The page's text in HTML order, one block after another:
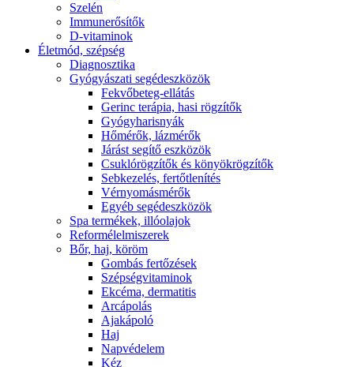
Szelén
Immunerősítők
D-vitaminok
Életmód, szépség
Diagnosztika
Gyógyászati segédeszközök
Fekvőbeteg-ellátás
Gerinc terápia, hasi rögzítők
Gyógyharisnyák
Hőmérők, lázmérők
Járást segítő eszközök
Csuklórögzítők és könyökrögzítők
Sebkezelés, fertőtlenítés
Vérnyomásmérők
Egyéb segédeszközök
Spa termékek, illóolajok
Reformélelmiszerek
Bőr, haj, köröm
Gombás fertőzések
Szépségvitaminok
Ekcéma, dermatitis
Arcápolás
Ajakápoló
Haj
Napvédelem
Kéz